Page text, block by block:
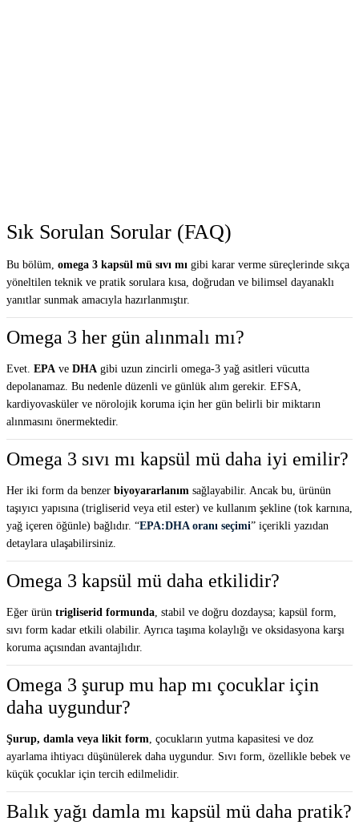
Sık Sorulan Sorular (FAQ)
Bu bölüm, omega 3 kapsül mü sıvı mı gibi karar verme süreçlerinde sıkça
yöneltilen teknik ve pratik sorulara kısa, doğrudan ve bilimsel dayanaklı
yanıtlar sunmak amacıyla hazırlanmıştır.
Omega 3 her gün alınmalı mı?
Evet. EPA ve DHA gibi uzun zincirli omega-3 yağ asitleri vücutta
depolanamaz. Bu nedenle düzenli ve günlük alım gerekir. EFSA,
kardiyovasküler ve nörolojik koruma için her gün belirli bir miktarın
alınmasını önermektedir.
Omega 3 sıvı mı kapsül mü daha iyi emilir?
Her iki form da benzer biyoyararlanım sağlayabilir. Ancak bu, ürünün
taşıyıcı yapısına (trigliserid veya etil ester) ve kullanım şekline (tok karnına,
yağ içeren öğünle) bağlıdır. “EPA:DHA oranı seçimi” içerikli yazıdan
detaylara ulaşabilirsiniz.
Omega 3 kapsül mü daha etkilidir?
Eğer ürün trigliserid formunda , stabil ve doğru dozdaysa; kapsül form,
sıvı form kadar etkili olabilir. Ayrıca taşıma kolaylığı ve oksidasyona karşı
koruma açısından avantajlıdır.
Omega 3 şurup mu hap mı çocuklar için
daha uygundur?
Şurup, damla veya likit form , çocukların yutma kapasitesi ve doz
ayarlama ihtiyacı düşünülerek daha uygundur. Sıvı form, özellikle bebek ve
küçük çocuklar için tercih edilmelidir.
Balık yağı damla mı kapsül mü daha pratik?